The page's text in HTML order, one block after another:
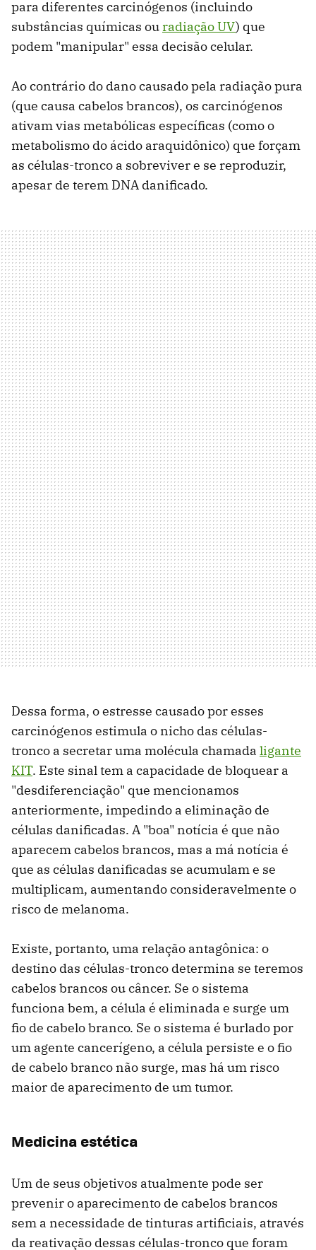
para diferentes carcinógenos (incluindo
substâncias químicas ouradiação UV) que
podem "manipular" essa decisão celular.
Ao contrário do dano causado pela radiação pura
(que causa cabelos brancos), os carcinógenos
ativam vias metabólicas específicas (como o
metabolismo do ácido araquidônico) que forçam
as células-tronco a sobreviver e se reproduzir,
apesar de terem DNA danificado.
Dessa forma, o estresse causado por esses
carcinógenos estimula o nicho das células-
tronco a secretar uma molécula chamada ligante
KIT. Este sinal tem a capacidade de bloquear a
"desdiferenciação" que mencionamos
anteriormente, impedindo a eliminação de
células danificadas. A "boa" notícia é que não
aparecem cabelos brancos, mas a má notícia é
que as células danificadas se acumulam e se
multiplicam, aumentando consideravelmente o
risco de melanoma.
Existe, portanto, uma relação antagônica: o
destino das células-tronco determina se teremos
cabelos brancos ou câncer. Se o sistema
funciona bem, a célula é eliminada e surge um
fio de cabelo branco. Se o sistema é burlado por
um agente cancerígeno, a célula persiste e o fio
de cabelo branco não surge, mas há um risco
maior de aparecimento de um tumor.
Medicina estética
Um de seus objetivos atualmente pode ser
prevenir o aparecimento de cabelos brancos
sem a necessidade de tinturas artificiais, através
da reativação dessas células-tronco que foram